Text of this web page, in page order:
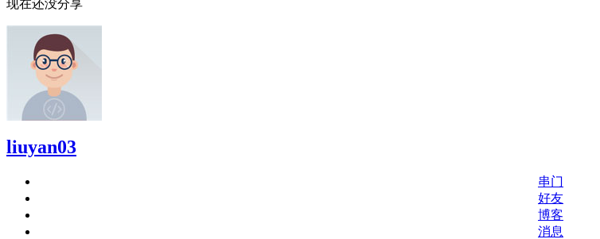
现在还没分享
liuyan03
串门
好友
博客
消息